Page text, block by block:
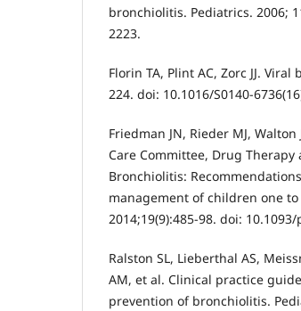
bronchiolitis. Pediatrics. 2006;
2223.
Florin TA, Plint AC, Zorc JJ.
224. doi: 10.1016/S0140-
Friedman JN, Rieder MJ,
Care Committee, Drug
Bronchiolitis:
management of children one
2014;19(9):485-98. doi:
Ralston SL, Lieberthal AS,
AM, et al. Clinical practice
prevention of bronchiolitis.